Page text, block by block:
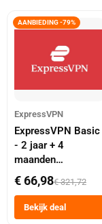
AANBIEDING -79%
ExpressVPN
ExpressVPN Basic
- 2 jaar + 4
maanden
abonnement
€ 66,98€ 321,72
Bekijk deal